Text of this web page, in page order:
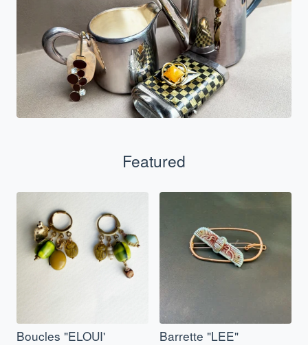
Featured
Boucles "ELOUI' Barrette "LEE"